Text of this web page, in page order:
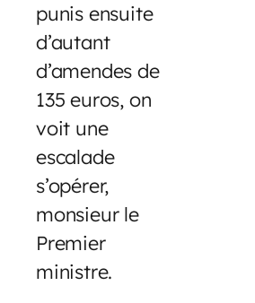
punis ensuite
d’autant
d’amendes de
135 euros, on
voit une
escalade
s’opérer,
monsieur le
Premier
ministre.